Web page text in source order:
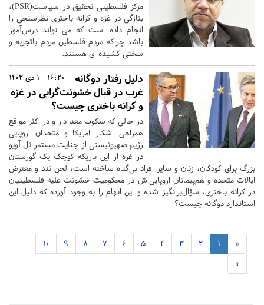
مرکز فلسطینی تحقیق در سیاست(PSR)،
بتازگی در غزه و کرانه باختری نظرسنجی را
انجام داده است که می تواند درس‌آموز
باشد چراکه مردم فلسطین مردم باتجربه ‌و
سختی کشیده ‌ای هستند.
16:20 - 1 دی 1402
دلیل رفتار دوگانه
غرب در قبال خشونت‌گرایی در غزه
و کرانه باختری چیست؟
در حالی که سکوت معنا دار و در اکثر مواقع
همراهی اشکار امریکا و متحدان اروپایی
رژیم صهیونیستی از جنایت مستمر تل آویو
در غزه از این باریکه کوچک یک گورستان
بزرگ برای کودکان، زنان و سایر افراد بی‌گناه ساخته است، لحن تند و معترض
ایالات متحده و هم‌پیمانان اروپایی‌اش در محکومیت خشونت علیه فلسطینیان
در کرانه باختری، سؤال‌برانگیز شده و این ابهام را به وجود آورده که دلیل این
استاندارد دوگانه چیست؟
«
1
2
3
4
5
6
7
8
9
10
»